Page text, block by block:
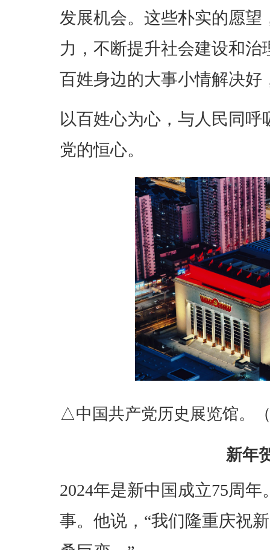
发展机会。这些朴实的愿
力，不断提升社会建设和
百姓身边的大事小情解决好
以百姓心为心，与人民同
党的恒心。
△中国共产党历史展览馆。
新年
2024年是新中国成立75周
事。他说，“我们隆重庆祝